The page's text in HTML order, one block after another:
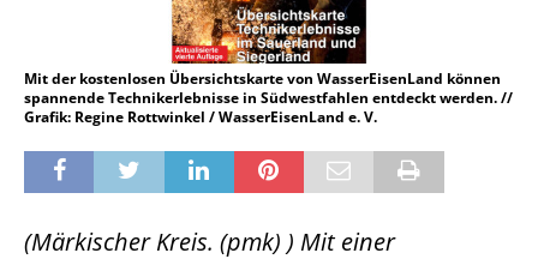
Mit der kostenlosen Übersichtskarte von WasserEisenLand können
spannende Technikerlebnisse in Südwestfahlen entdeckt werden. //
Grafik: Regine Rottwinkel / WasserEisenLand e. V.
(Märkischer Kreis. (pmk) ) Mit einer